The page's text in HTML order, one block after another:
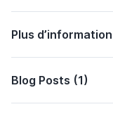
Plus d’information
Blog Posts (1)